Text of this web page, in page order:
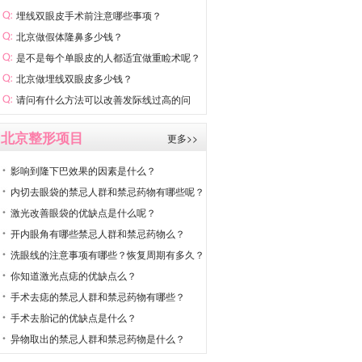
埋线双眼皮手术前注意哪些事项？
北京做假体隆鼻多少钱？
是不是每个单眼皮的人都适宜做重睑术呢？
北京做埋线双眼皮多少钱？
请问有什么方法可以改善发际线过高的问
北京整形项目 更多>>
影响到隆下巴效果的因素是什么？
内切去眼袋的禁忌人群和禁忌药物有哪些呢？
激光改善眼袋的优缺点是什么呢？
开内眼角有哪些禁忌人群和禁忌药物么？
洗眼线的注意事项有哪些？恢复周期有多久？
你知道激光点痣的优缺点么？
手术去痣的禁忌人群和禁忌药物有哪些？
手术去胎记的优缺点是什么？
异物取出的禁忌人群和禁忌药物是什么？